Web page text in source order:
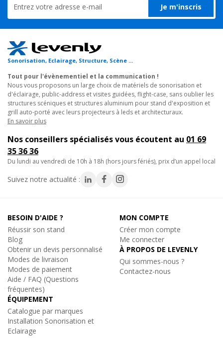
housse enceinte sono assure une protection optimale contre les
chocs, la poussière et les intempéries.
Cettehousse pour enceinte sono
praticité. Sa conception ergonomique facilite l'installation et le
retrait du caisson, garantissant une utilisation simple et efficace.
Idéale pour les professionnels de l'audio en déplacement ou les
musiciens itinérants, cette housse pour sono portable protège
durablement votre équipement et prolonge sa durée de vie.
Exemples d'utilisation :
1. Transport sécurisé : protégez vosenceintes sono
portables
housse enceinte robuste et résistante.
3. Conditions extérieures : en extérieur, cette housse pour
enceinte sono offre une barrière contre les intempéries,
garantissant une performance optimale de votre matériel.
Caractéristiques techniques :
- Compatibilité : conçue pour les caissons MOJO500LINE et
MOJO500Liberty.
- Matériau résistant : assure une protection contre les chocs et
les conditions extérieures.
- Design ergonomique : facilité d'installation et de retrait du
Je m'inscris
Sonorisation, Eclairage, Structure, Scène ...
Tout pour l'évènementiel et la communication !
Nous vous proposons un large choix de matériels de sonorisation et
d'éclairage, public-address et visites guidées, flight-case, sans oublier les
structures scéniques et structures aluminium pour stand d'exposition et
grill auto-porté avec leurs projecteurs à leds et architecturaux.
En savoir plus
Nos conseillers spécialisés vous écoutent au 01 69
35 36 36
du lundi au vendredi de 10h à 18h (hors jours fériés), prix d’un appel local
Suivez notre actualité :
BESOIN D'AIDE ?
Réussir son stand
Blog
Obtenir un devis personnalisé
Modes de livraison
Modes de paiement
Aide / FAQ (Questions
fréquentes)
ÉQUIPEMENT
Catalogue par marques
Installation Sonorisation et
Eclairage
MON COMPTE
Créer mon compte
Me connecter
À PROPOS DE LEVENLY
Qui sommes-nous ?
Contactez-nous